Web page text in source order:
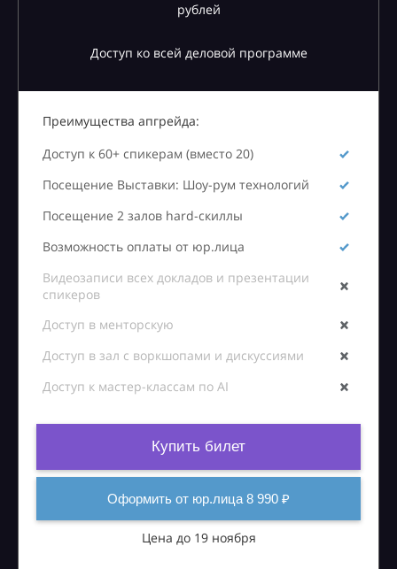
рублей
Доступ ко всей деловой программе
Преимущества апгрейда:
Доступ к 60+ спикерам (вместо 20)
Посещение Выставки: Шоу-рум технологий
Посещение 2 залов hard-скиллы
Возможность оплаты от юр.лица
Видеозаписи всех докладов и презентации
спикеров
Доступ в менторскую
Доступ в зал с воркшопами и дискуссиями
Доступ к мастер-классам по AI
Купить билет
Оформить от юр.лица 8 990 ₽
Цена до 19 ноября